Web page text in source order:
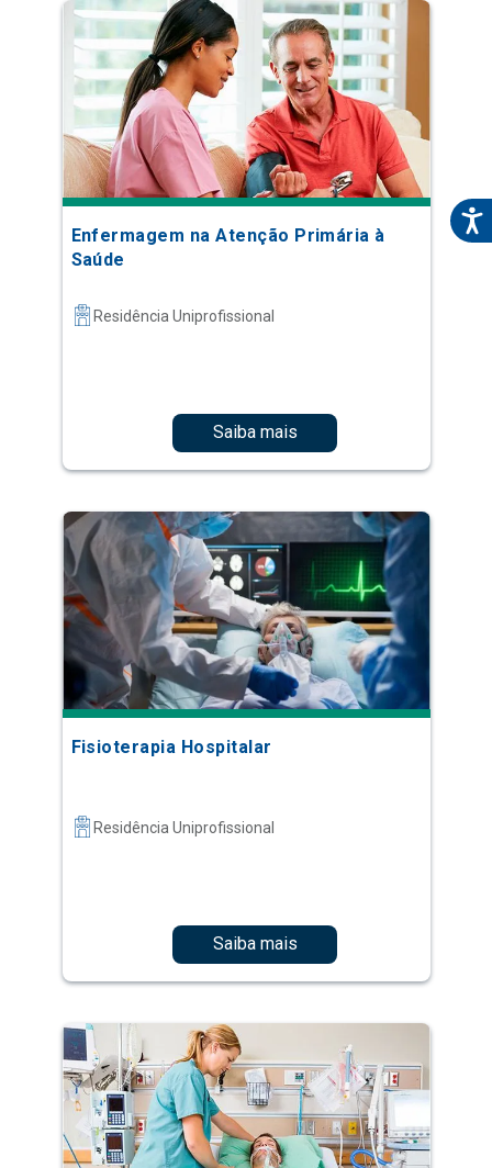
Enfermagem na Atenção Primária à
Saúde
Residência Uniprofissional
Saiba mais
Fisioterapia Hospitalar
Residência Uniprofissional
Saiba mais